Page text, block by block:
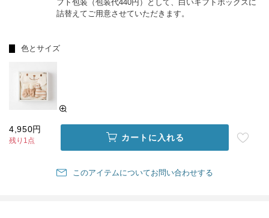
フト包装（包装代440円）として、白いギフトボックスに
詰替えてご用意させていただきます。
色とサイズ
4,950円
残り1点 カートに入れる
このアイテムについてお問い合わせする